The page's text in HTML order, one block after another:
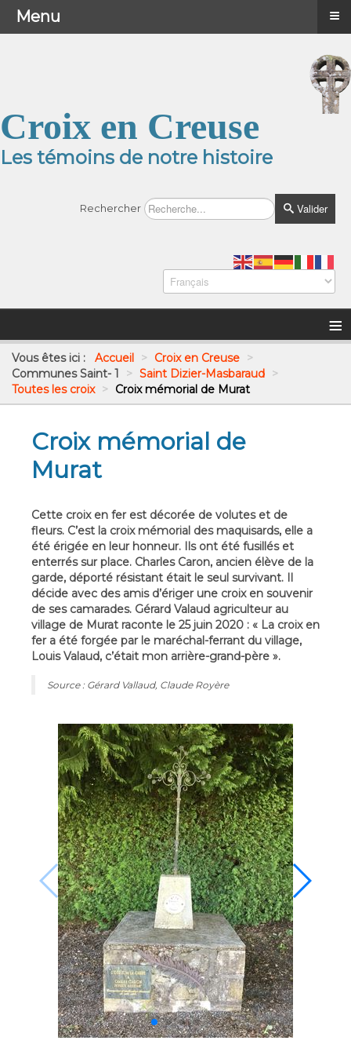
Croix en Creuse
Les témoins de notre histoire
Rechercher Valider
≡
Vous êtes ici : Accueil > Croix en Creuse >
Communes Saint- 1
> Saint Dizier-Masbaraud >
Toutes les croix > Croix mémorial de Murat
Croix mémorial de
Murat
Cette croix en fer est décorée de volutes et de
fleurs. C’est la croix mémorial des maquisards, elle a
été érigée en leur honneur. Ils ont été fusillés et
enterrés sur place. Charles Caron, ancien élève de la
garde, déporté résistant était le seul survivant. Il
décide avec des amis d’ériger une croix en souvenir
de ses camarades. Gérard Valaud agriculteur au
village de Murat raconte le 25 juin 2020 : « La croix en
fer a été forgée par le maréchal-ferrant du village,
Louis Valaud, c’était mon arrière-grand-père ».
Source : Gérard Vallaud, Claude Royère
Menu ≡
Menu ≡